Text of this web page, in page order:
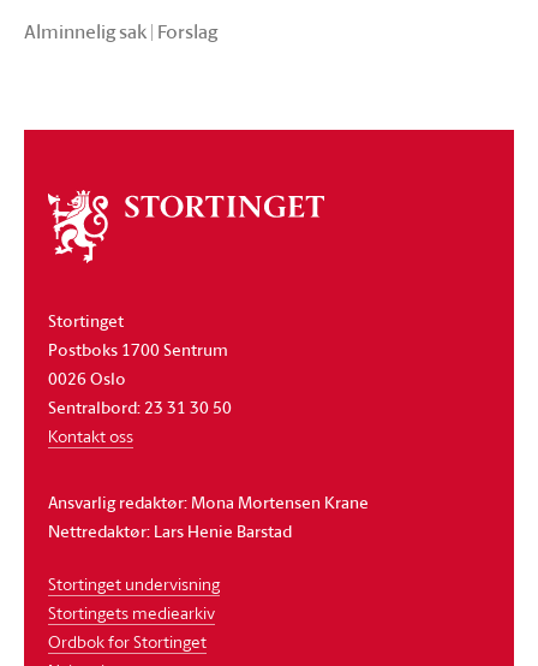
Alminnelig sak | Forslag
Om
stortinget
Stortinget
Postboks 1700 Sentrum
0026 Oslo
Sentralbord: 23 31 30 50
Kontakt oss
Ansvarlig redaktør: Mona Mortensen Krane
Nettredaktør: Lars Henie Barstad
Stortinget undervisning
Stortingets mediearkiv
Ordbok for Stortinget